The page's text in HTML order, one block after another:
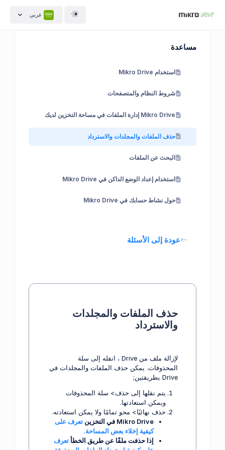
مساعدة
استخدام Mikro Drive
شروط النظام والمتصفحات
Mikro Drive إدارة الملفات في مساحة التخزين لديك
حذف الملفات والمجلدات والاسترداد
البحث عن الملفات
استخدام إعداد الوضع الداكن في Mikro Drive
حول نشاط حسابك في Mikro Drive
عودة إلى الأسئلة
حذف الملفات والمجلدات
والاسترداد
لإزالة ملف من Drive ، انقله إلى سلة
المحذوفات. يمكن حذف الملفات والمجلدات في
Drive بطريقتين;
يتم نقلها إلى حذف> سلة المحذوفات
ويمكن استعادتها.
حذف نهائيًا> محو تمامًا ولا يمكن استعادته.
Mikro Drive في التخزين
تعرف على
كيفية إخلاء بعض المساحة.
إذا حذفت ملفًا عن طريق الخطأ تعرف